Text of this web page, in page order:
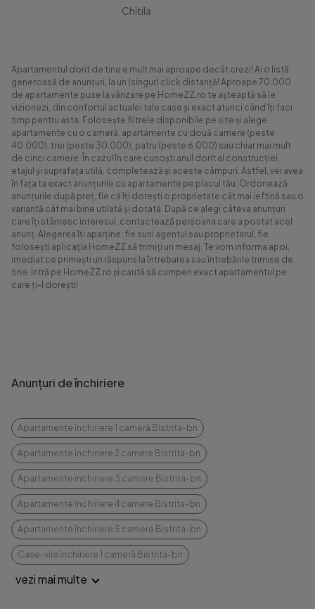
Chitila
Apartamentul dorit de tine e mult mai aproape decât crezi! Ai o listă
generoasă de anunțuri, la un (singur) click distanță! Aproape 70.000
de apartamente puse la vânzare pe HomeZZ.ro te așteaptă să le
vizionezi, din confortul actualei tale case și exact atunci când îți faci
timp pentru asta. Folosește filtrele disponibile pe site și alege
apartamente cu o cameră, apartamente cu două camere (peste
40.000), trei (peste 30.000), patru (peste 6.000) sau chiar mai mult
de cinci camere. În cazul în care cunoști anul dorit al construcției,
etajul și suprafața utilă, completează și aceste câmpuri. Astfel, vei avea
în fața ta exact anunțurile cu apartamente pe placul tău. Ordonează
anunțurile după preț, fie că îți dorești o proprietate cât mai ieftină sau o
variantă cât mai bine utilată și dotată. După ce alegi câteva anunțuri
care îți stârnesc interesul, contactează persoana care a postat acel
anunț. Alegerea îți aparține: fie suni agentul sau proprietarul, fie
folosești aplicația HomeZZ să trimiți un mesaj. Te vom informa apoi,
imediat ce primești un răspuns la întrebarea sau întrebările trimise de
tine. Intră pe HomeZZ.ro și caută să cumperi exact apartamentul pe
care ți-l dorești!
Anunțuri de închiriere
Apartamente închiriere 1 cameră Bistrita-bn
Apartamente închiriere 2 camere Bistrita-bn
Apartamente închiriere 3 camere Bistrita-bn
Apartamente închiriere 4 camere Bistrita-bn
Apartamente închiriere 5 camere Bistrita-bn
Case-vile închiriere 1 cameră Bistrita-bn
vezi mai multe